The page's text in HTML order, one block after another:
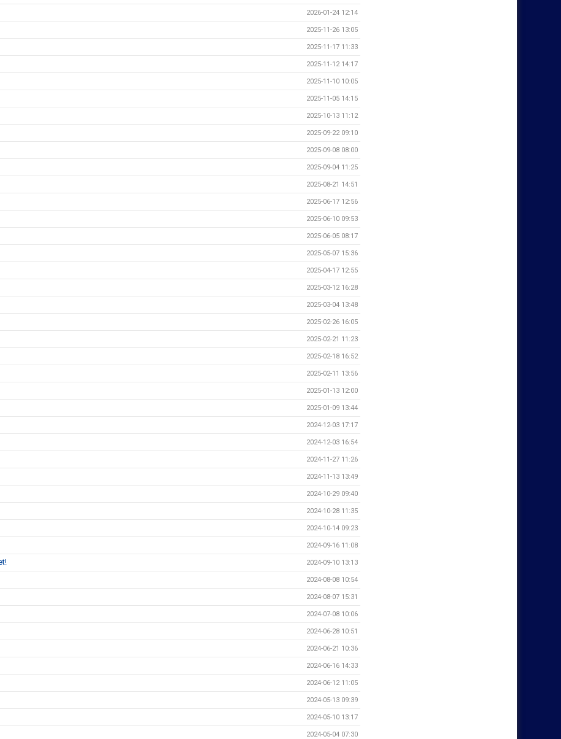
2026-01-24 12:14
2025-11-26 13:05
2025-11-17 11:33
2025-11-12 14:17
2025-11-10 10:05
2025-11-05 14:15
2025-10-13 11:12
2025-09-22 09:10
2025-09-08 08:00
2025-09-04 11:25
2025-08-21 14:51
2025-06-17 12:56
2025-06-10 09:53
2025-06-05 08:17
2025-05-07 15:36
2025-04-17 12:55
2025-03-12 16:28
2025-03-04 13:48
2025-02-26 16:05
2025-02-21 11:23
2025-02-18 16:52
2025-02-11 13:56
2025-01-13 12:00
2025-01-09 13:44
2024-12-03 17:17
2024-12-03 16:54
2024-11-27 11:26
2024-11-13 13:49
2024-10-29 09:40
2024-10-28 11:35
2024-10-14 09:23
2024-09-16 11:08
2024-09-10 13:13
2024-08-08 10:54
2024-08-07 15:31
2024-07-08 10:06
2024-06-28 10:51
2024-06-21 10:36
2024-06-16 14:33
2024-06-12 11:05
2024-05-13 09:39
2024-05-10 13:17
2024-05-04 07:30